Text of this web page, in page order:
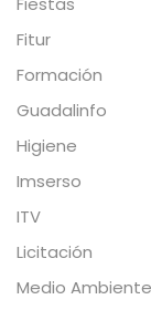
Fitur
Formación
Guadalinfo
Higiene
Imserso
ITV
Licitación
Medio Ambiente